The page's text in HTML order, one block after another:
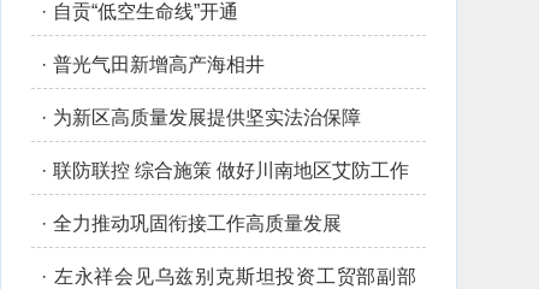
· 自贡“低空生命线”开通
· 普光气田新增高产海相井
· 为新区高质量发展提供坚实法治保障
· 联防联控 综合施策 做好川南地区艾防工作
· 全力推动巩固衔接工作高质量发展
· 左永祥会见乌兹别克斯坦投资工贸部副部